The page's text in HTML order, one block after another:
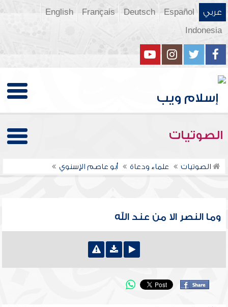
عربي Español
Deutsch
Français
English
Indonesia
الصوتيات
الصوتيات علماء ودعاة أبو عاصم الإسنوي
وما النصر الا من عند الله